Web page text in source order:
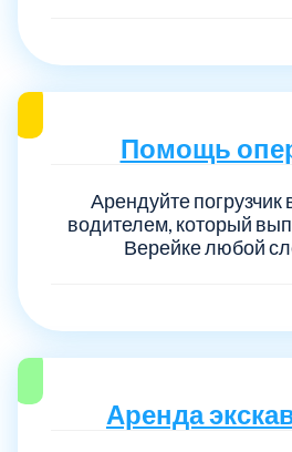
Помощь
Арендуйте погрузчик
водителем, который
Верейке любой
Аренда
Выберите
Балашиха